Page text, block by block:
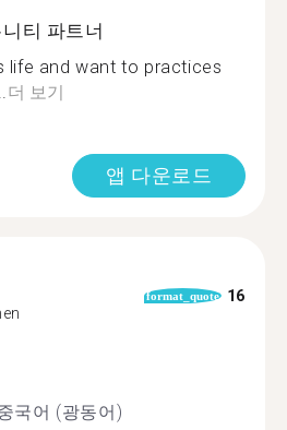
티 파트너
life and want to practices
더 보기
앱 다운로드
format_quote 16
국어 (광동어)